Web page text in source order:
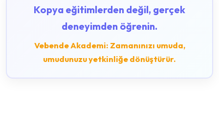
Kopya eğitimlerden değil, gerçek
deneyimden öğrenin.
Vebende Akademi: Zamanınızı umuda,
umudunuzu yetkinliğe dönüştürür.